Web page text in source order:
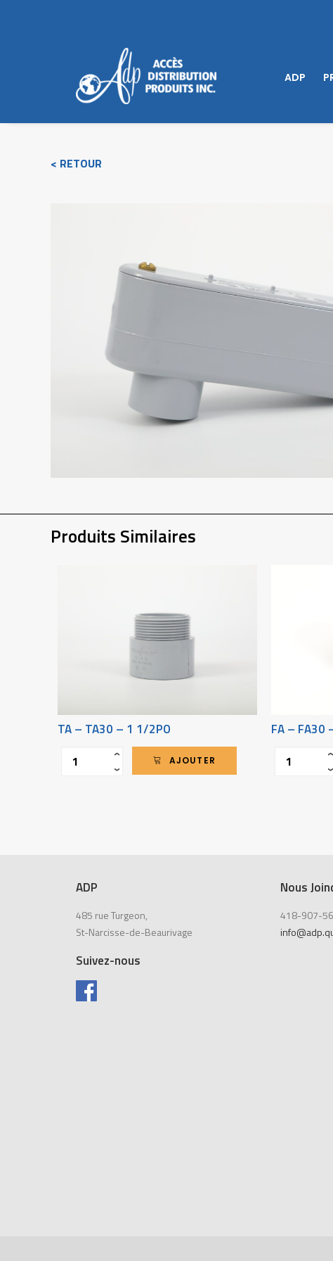
ADP
< RETOUR
Produits Similaires
TA – TA30 – 1 1/2PO
‹
›
AJOUTER
FA – FA30
ADP
485 rue Turgeon,
St-Narcisse-de-Beaurivage
Suivez-nous
Nous
418-907-